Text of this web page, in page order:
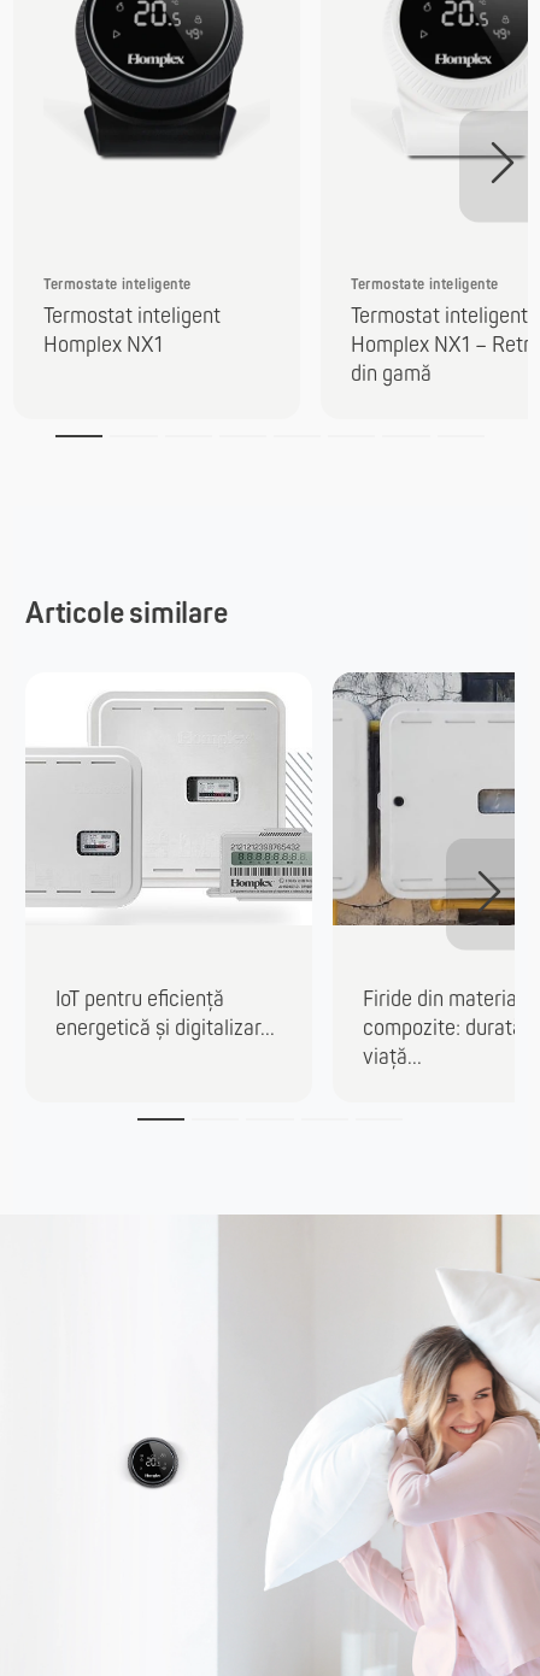
Termostate inteligente
Termostat inteligent
Homplex NX1
Termostate inteligente
Termostat inteligent
Homplex NX1 –
din gamă
Articole similare
IoT pentru eficiență
energetică și digitalizar...
Firide din materiale
compozite: durată
viață...